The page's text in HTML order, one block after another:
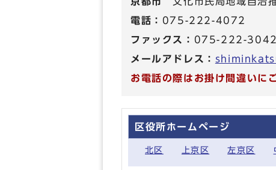
電話： 075-222-4072
ファックス： 075-222-3042
メールアドレス：
お電話の際はお掛け間違いに
区役所ホームページ
北区 上京区 左京区